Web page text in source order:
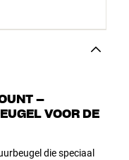
–
VOOR DE
die speciaal